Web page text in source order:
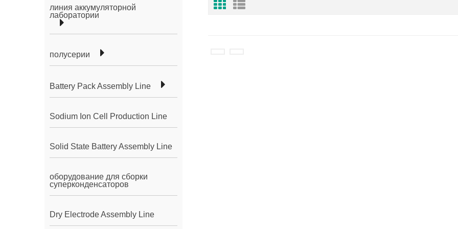
линия аккумуляторной
лаборатории
полусерии
Battery Pack Assembly Line
Sodium Ion Cell Production Line
Solid State Battery Assembly Line
оборудование для сборки
суперконденсаторов
Dry Electrode Assembly Line